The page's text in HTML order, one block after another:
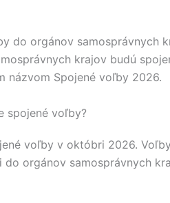
do orgánov samosprávnych
krajov budú
názvom Spojené voľby 2026.
spojené voľby?
voľby v októbri 2026.
orgánov samosprávnych